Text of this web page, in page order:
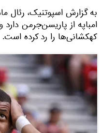
به گزارش اسپوتنیک، رئال
امباپه از پاریسن‌جرمن
کهکشانی‌ها را رد کرده‌ است.